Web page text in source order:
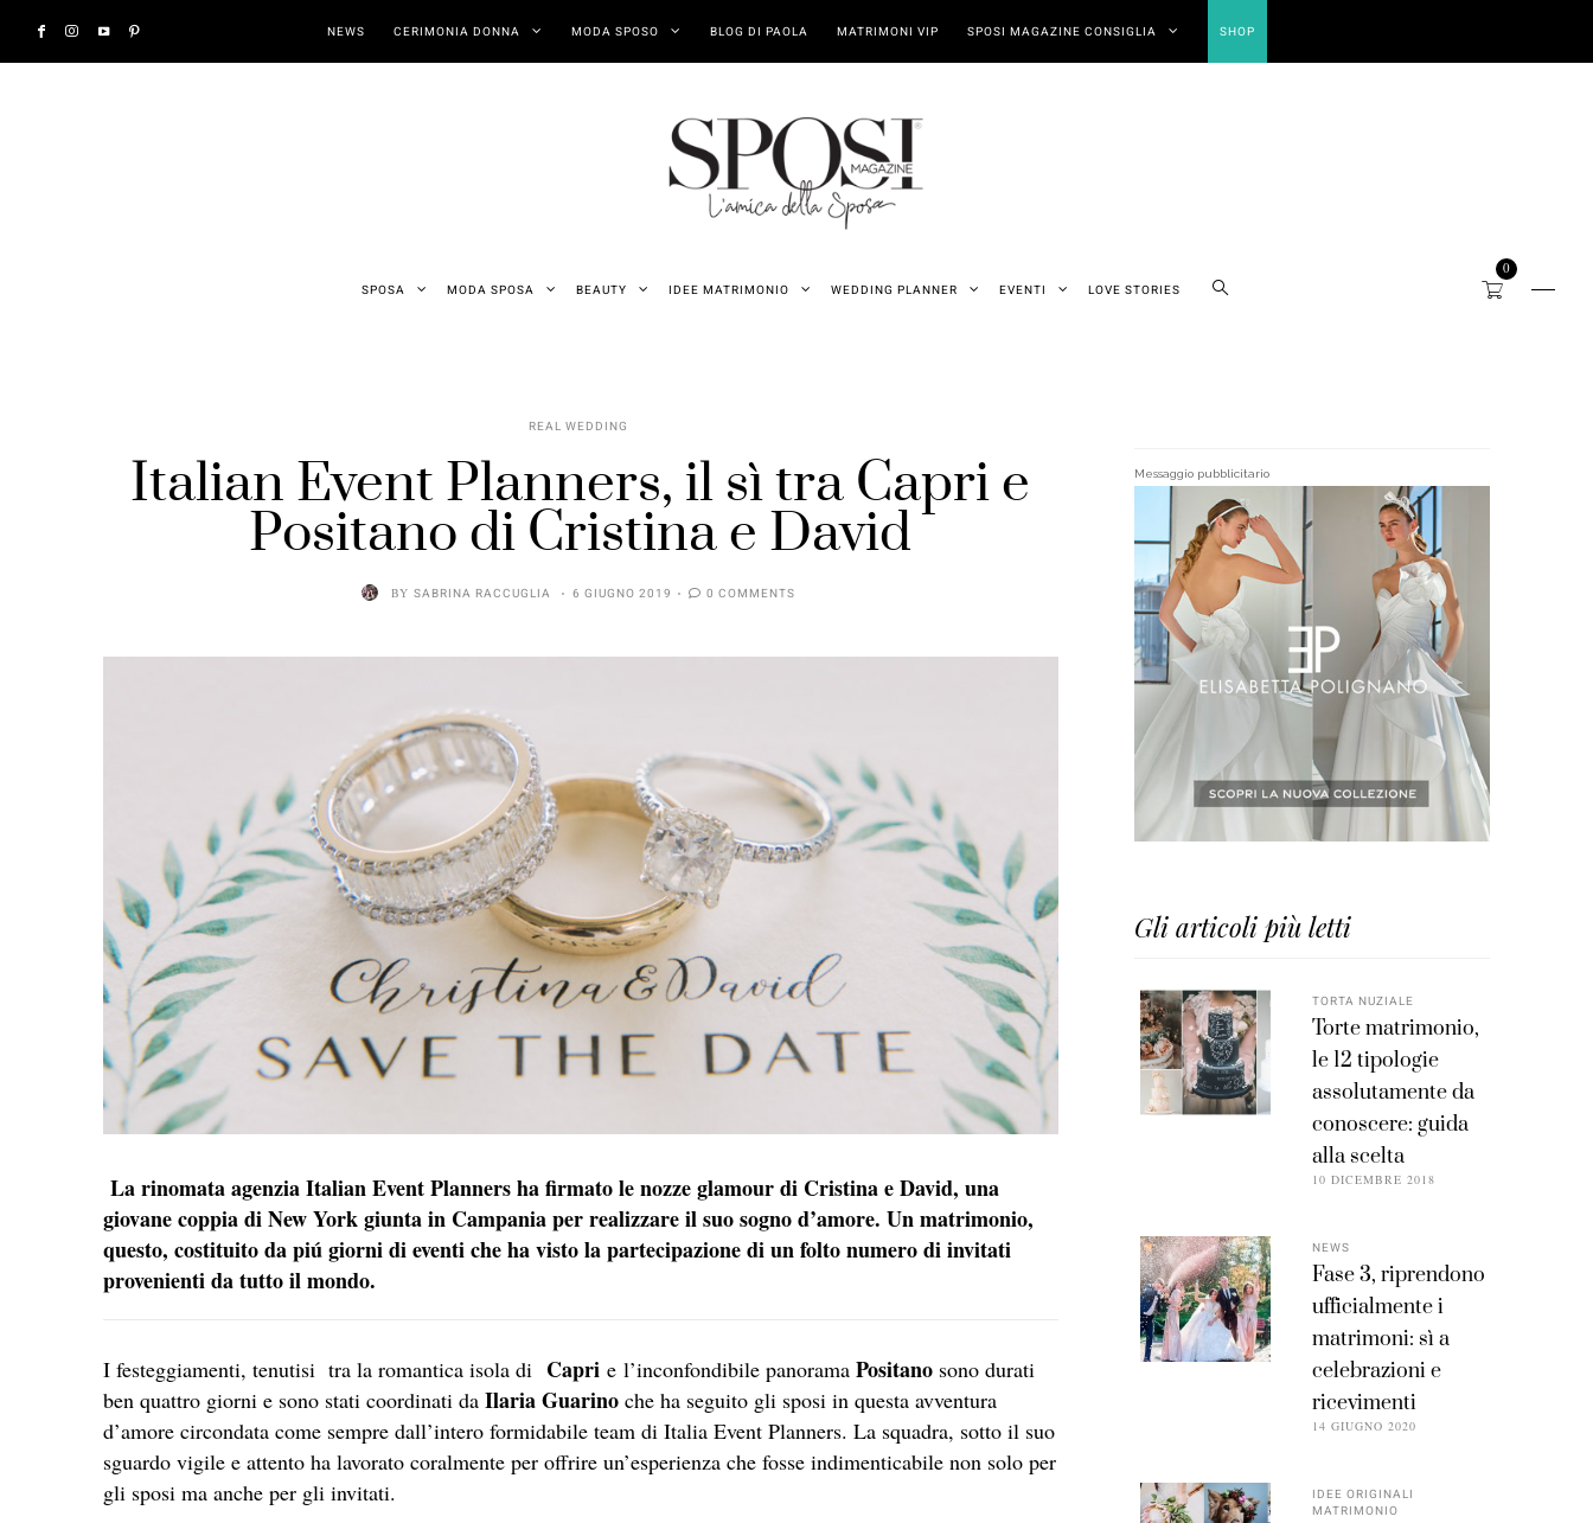
NEWS CERIMONIA DONNA MODA SPOSO BLOG DI PAOLA MATRIMONI VIP SPOSI MAGAZINE CONSIGLIA SHOP
SPOSA MODA SPOSA BEAUTY IDEE MATRIMONIO WEDDING PLANNER EVENTI LOVE STORIES
0
REAL WEDDING
Italian Event Planners, il sì tra Capri e
Positano di Cristina e David
BY SABRINA RACCUGLIA 6 GIUGNO 2019 0 COMMENTS
La rinomata agenzia Italian Event Planners ha firmato le nozze glamour di Cristina e David, una
giovane coppia di New York giunta in Campania per realizzare il suo sogno d’amore. Un matrimonio,
questo, costituito da piú giorni di eventi che ha visto la partecipazione di un folto numero di invitati
provenienti da tutto il mondo.
I festeggiamenti, tenutisi tra la romantica isola di Capri e l’inconfondibile panorama Positano sono durati
ben quattro giorni e sono stati coordinati da Ilaria Guarino che ha seguito gli sposi in questa avventura
d’amore circondata come sempre dall’intero formidabile team di Italia Event Planners. La squadra, sotto il suo
sguardo vigile e attento ha lavorato coralmente per offrire un’esperienza che fosse indimenticabile non solo per
gli sposi ma anche per gli invitati.
Messaggio pubblicitario
Gli articoli più letti
TORTA NUZIALE
Torte matrimonio,
le 12 tipologie
assolutamente da
conoscere: guida
alla scelta
10 DICEMBRE 2018
NEWS
Fase 3, riprendono
ufficialmente i
matrimoni: sì a
celebrazioni e
ricevimenti
14 GIUGNO 2020
IDEE ORIGINALI
MATRIMONIO